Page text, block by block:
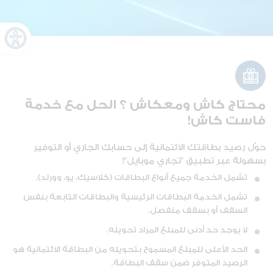
محتاج كاش ومعكاش ؟ الحل مع خدمة
فاست كاش!
حوّل رصيد بطاقتك الائتمانية إلى حسابك الجاري أو التوفير
بسهولة عبر تطبيق "تجاري موبايل"!
تشمل الخدمة جميع أنواع البطاقات (كلاسيك، يو، وورلد).
تشمل الخدمة البطاقات الرئيسية والبطاقات التابعة بنفس
السقف أو بسقف منفصل.
لا يوجد حد أدنى للمبلغ المراد تحويله.
الحد الأعلى للمبلغ المسموح بتحويله من البطاقة الائتمانية هو
الرصيد المتوفر ضمن سقف البطاقة.